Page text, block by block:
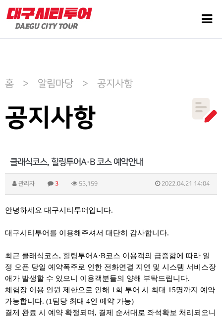
홈 > 알림마당 > 공지사항
공지사항
클래식코스, 힐링투어A·B 코스 예약안내
관리자 3 53,159 2022.04.21 14:04
안녕하세요 대구시티투어입니다.
대구시티투어를 이용해주셔서 대단히 감사합니다.
최근 클래식코스, 힐링투어 A·B코스 이용객의 급증함에 따라 일
정 오픈 당일 예약폭주로 인한 전화연결 지연 및 시스템 서비스장
애가 발생할 수 있으니 이용객분들의 양해 부탁드립니다.
체험장 이용 인원 제한으로 인해 1회 투어 시 최대 15명까지 예약
가능합니다. (1팀당 최대 4인 예약 가능)
결제 완료 시 예약 확정되며, 결제 순서대로 좌석확보 처리되오니